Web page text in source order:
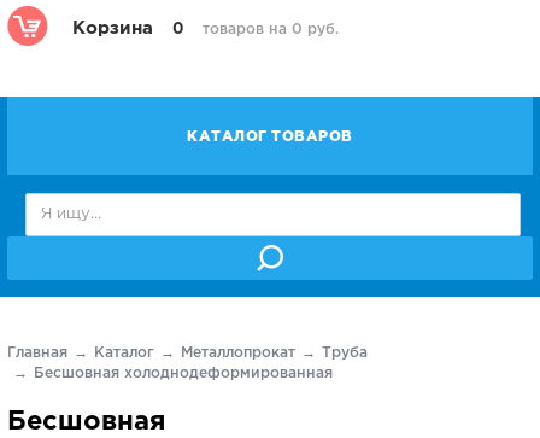
Корзина 0 товаров на 0 руб.
КАТАЛОГ ТОВАРОВ
Главная Каталог Металлопрокат
Труба
Бесшовная холоднодеформированная
Бесшовная